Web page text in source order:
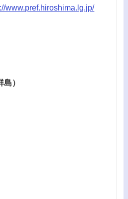
www.pref.hiroshima.lg.jp/
）